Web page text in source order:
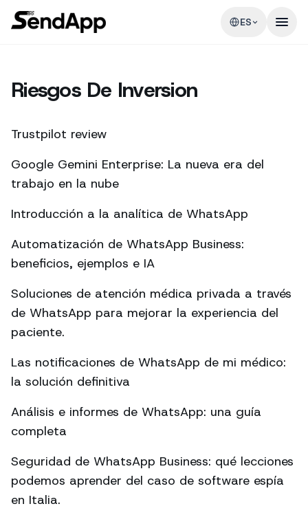
ES
Riesgos De Inversion
Trustpilot review
Google Gemini Enterprise: La nueva era del
trabajo en la nube
Introducción a la analítica de WhatsApp
Automatización de WhatsApp Business:
beneficios, ejemplos e IA
Soluciones de atención médica privada a través
de WhatsApp para mejorar la experiencia del
paciente.
Las notificaciones de WhatsApp de mi médico:
la solución definitiva
Análisis e informes de WhatsApp: una guía
completa
Seguridad de WhatsApp Business: qué lecciones
podemos aprender del caso de software espía
en Italia.